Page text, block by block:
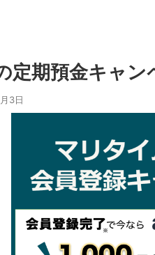
定期預金キャン
3日